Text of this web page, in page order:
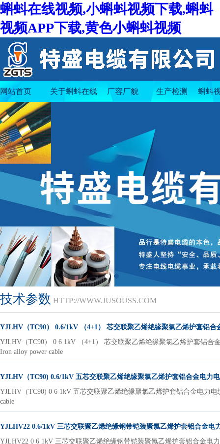
蝌蚪在线视频,小蝌蚪视频下载,蝌蚪
视频APP下载,黄色小蝌蚪视频
网站首页 关于蝌蚪在线 厂容厂貌 生产检测 蝌蚪
技术参数 HTTP://WWW.JUSOUSS.COM
YJLHV（TC90） 0.6/1kV （4+1） 芯交联聚乙烯绝缘聚氯乙烯护套铝合
YJLHV（TC90） 0 6 1kV （4+1） 芯交联聚乙烯绝缘聚氯乙烯护套铝合
Iron alloy power cable
YJLHV（TC90) 0.6/1kV 五芯交联聚乙烯绝缘聚氯乙烯护套铝合金电力
YJLHV（TC90) 0 6 1kV 五芯交联聚乙烯绝缘聚氯乙烯护套铝合金电力电
cable
YJLHV22 0.6/1kV 三芯交联聚乙烯绝缘钢带铠装聚氯乙烯护套铝合金电
YJLHV22 0 6 1kV 三芯交联聚乙烯绝缘钢带铠装聚氯乙烯护套铝合金电力